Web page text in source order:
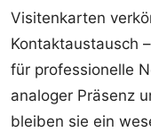
Visitenkarten
Kontaktaustausch
für professionelle
analoger Präsenz
bleiben sie ein